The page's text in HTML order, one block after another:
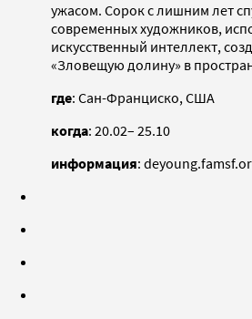
ужасом. Сорок с лишним лет
современных художников,
искусственный интеллект,
«Зловещую долину» в
где: Сан-Франциско, США
когда: 20.02– 25.10
информация: